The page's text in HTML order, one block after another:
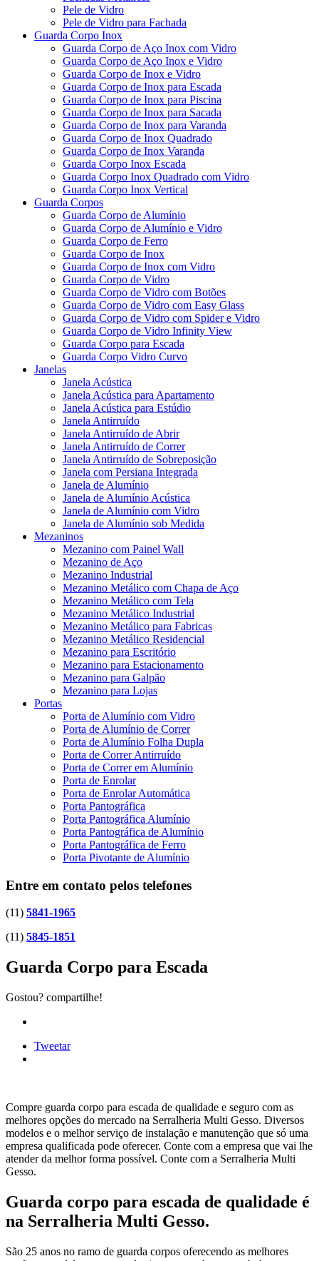
Pele de Vidro
Pele de Vidro para Fachada
Guarda Corpo Inox
Guarda Corpo de Aço Inox com Vidro
Guarda Corpo de Aço Inox e Vidro
Guarda Corpo de Inox e Vidro
Guarda Corpo de Inox para Escada
Guarda Corpo de Inox para Piscina
Guarda Corpo de Inox para Sacada
Guarda Corpo de Inox para Varanda
Guarda Corpo de Inox Quadrado
Guarda Corpo de Inox Varanda
Guarda Corpo Inox Escada
Guarda Corpo Inox Quadrado com Vidro
Guarda Corpo Inox Vertical
Guarda Corpos
Guarda Corpo de Alumínio
Guarda Corpo de Alumínio e Vidro
Guarda Corpo de Ferro
Guarda Corpo de Inox
Guarda Corpo de Inox com Vidro
Guarda Corpo de Vidro
Guarda Corpo de Vidro com Botões
Guarda Corpo de Vidro com Easy Glass
Guarda Corpo de Vidro com Spider e Vidro
Guarda Corpo de Vidro Infinity View
Guarda Corpo para Escada
Guarda Corpo Vidro Curvo
Janelas
Janela Acústica
Janela Acústica para Apartamento
Janela Acústica para Estúdio
Janela Antirruído
Janela Antirruído de Abrir
Janela Antirruído de Correr
Janela Antirruído de Sobreposição
Janela com Persiana Integrada
Janela de Alumínio
Janela de Alumínio Acústica
Janela de Alumínio com Vidro
Janela de Alumínio sob Medida
Mezaninos
Mezanino com Painel Wall
Mezanino de Aço
Mezanino Industrial
Mezanino Metálico com Chapa de Aço
Mezanino Metálico com Tela
Mezanino Metálico Industrial
Mezanino Metálico para Fabricas
Mezanino Metálico Residencial
Mezanino para Escritório
Mezanino para Estacionamento
Mezanino para Galpão
Mezanino para Lojas
Portas
Porta de Alumínio com Vidro
Porta de Alumínio de Correr
Porta de Alumínio Folha Dupla
Porta de Correr Antirruído
Porta de Correr em Alumínio
Porta de Enrolar
Porta de Enrolar Automática
Porta Pantográfica
Porta Pantográfica Alumínio
Porta Pantográfica de Alumínio
Porta Pantográfica de Ferro
Porta Pivotante de Alumínio
Entre em contato pelos telefones
(11) 5841-1965
(11) 5845-1851
Guarda Corpo para Escada
Gostou? compartilhe!
Tweetar
Compre guarda corpo para escada de qualidade e seguro com as
melhores opções do mercado na Serralheria Multi Gesso. Diversos
modelos e o melhor serviço de instalação e manutenção que só uma
empresa qualificada pode oferecer. Conte com a empresa que vai lhe
atender da melhor forma possível. Conte com a Serralheria Multi
Gesso.
Guarda corpo para escada de qualidade é
na Serralheria Multi Gesso.
São 25 anos no ramo de guarda corpos oferecendo as melhores